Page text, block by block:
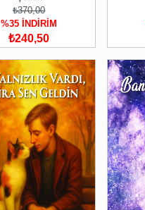
₺370,00
%35 İNDİRİM
₺240,50